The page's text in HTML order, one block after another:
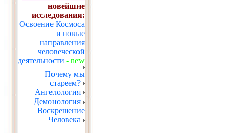
новейшие
исследования:
Освоение Космоса
и новые
направления
человеческой
деятельности - new
Почему мы
стареем?
Ангелология
Демонология
Воскрешение
Человека